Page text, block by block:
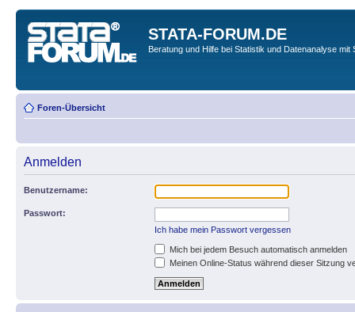
STATA-FORUM.DE
Beratung und Hilfe bei Statistik und Datenanalyse mit
Foren-Übersicht
Anmelden
Benutzername:
Passwort:
Ich habe mein Passwort vergessen
Mich bei jedem Besuch automatisch anmelden
Meinen Online-Status während dieser Sitzung